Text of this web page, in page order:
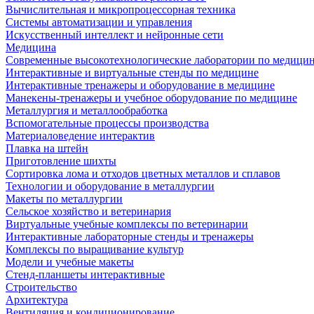
Вычислительная и микропроцессорная техника
Системы автоматизации и управления
Искусственный интеллект и нейронные сети
Медицина
Современные высокотехнологические лаборатории по
Интерактивные и виртуальные стенды по медицине
Интерактивные тренажеры и оборудование в медицине
Манекены-тренажеры и учебное оборудование по медицине
Металлургия и металлообработка
Вспомогательные процессы производства
Материаловедение интерактив
Плавка на штейн
Приготовление шихты
Сортировка лома и отходов цветных металлов и сплавов
Технологии и оборудование в металлургии
Макеты по металлургии
Сельское хозяйство и ветеринария
Виртуальные учебные комплексы по ветеринарии
Интерактивные лабораторные стенды и тренажеры
Комплексы по выращивание культур
Модели и учебные макеты
Стенд-планшеты интерактивные
Строительство
Архитектура